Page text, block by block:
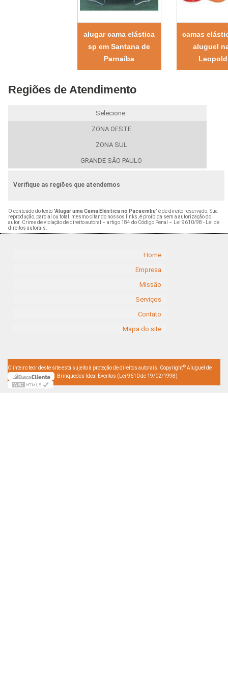
alugar cama elástica
sp em Santana de
Parnaíba
camas
aluguel
Regiões de Atendimento
Selecione:
ZONA OESTE
ZONA SUL
GRANDE SÃO PAULO
Verifique as regiões que atendemos
O conteúdo do texto "Alugar uma Cama Elástica no Pacaembu" é de direito reservado. Sua
reprodução, parcial ou total, mesmo citando nossos links, é proibida sem a autorização do
autor. Crime de violação de direito autoral – artigo 184 do Código Penal – Lei 9610/98 - Lei de
direitos autorais.
Home
Empresa
Missão
Serviços
Contato
Mapa do site
O inteiro teor deste site está sujeito à proteção de direitos autorais. Copyright© Aluguel de
Brinquedos Ideal Eventos (Lei 9610 de 19/02/1998)